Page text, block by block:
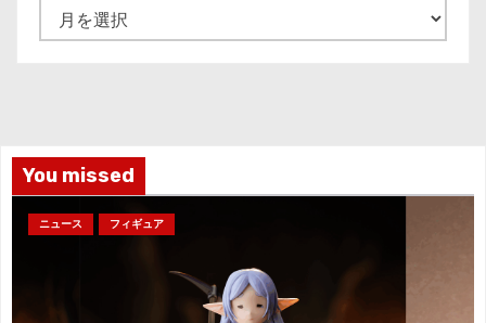
ー
You missed
ニュース フィギュア